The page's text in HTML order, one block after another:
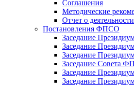
Соглашения
Методические
Отчет о
Постановления ФПСО
Заседание
Заседание
Заседание
Заседание Совета
Заседание
Заседание